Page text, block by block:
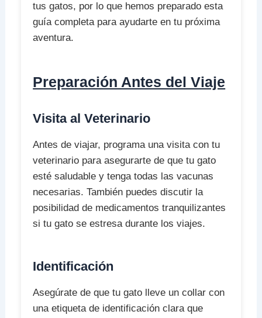
tus gatos, por lo que hemos preparado esta
guía completa para ayudarte en tu próxima
aventura.
Preparación Antes del Viaje
Visita al Veterinario
Antes de viajar, programa una visita con tu
veterinario para asegurarte de que tu gato
esté saludable y tenga todas las vacunas
necesarias. También puedes discutir la
posibilidad de medicamentos tranquilizantes
si tu gato se estresa durante los viajes.
Identificación
Asegúrate de que tu gato lleve un collar con
una etiqueta de identificación clara que